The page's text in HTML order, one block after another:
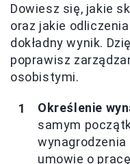
Dowiesz się, jakie
oraz jakie
dokładny wynik.
poprawisz
osobistymi.
Określenie
samym
umowie o